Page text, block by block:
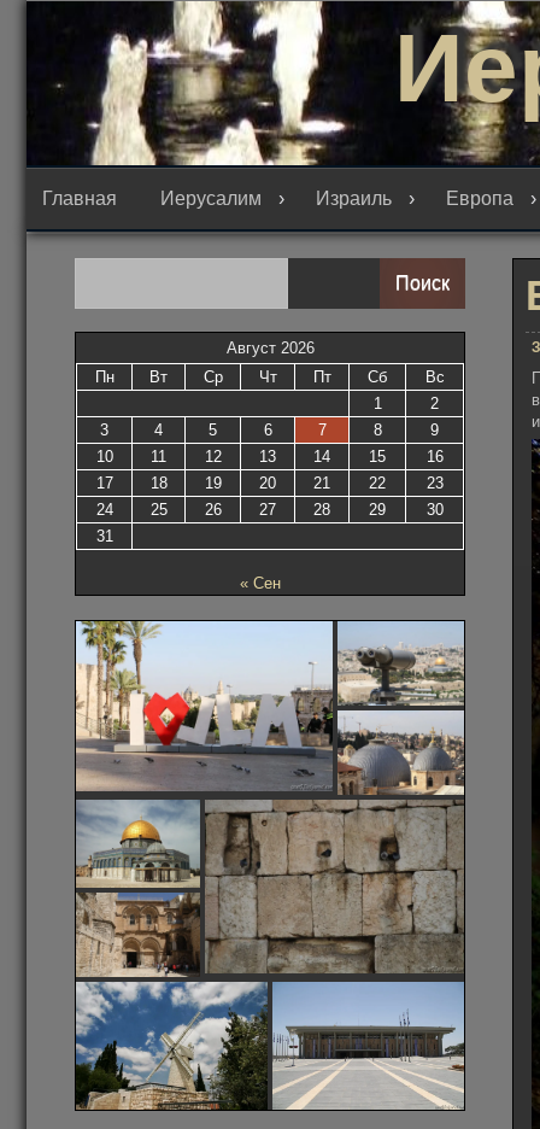
содержимому
Главная Иерусалим Израиль Европа
Поиск
Август 2026
Пн
Вт Ср Чт Пт Сб
Вс
1
2
3
4 5 6 7 8
9
10
11 12 13 14 15
16
17
18 19 20 21 22
23
24
25 26 27 28 29
30
31
« Сен